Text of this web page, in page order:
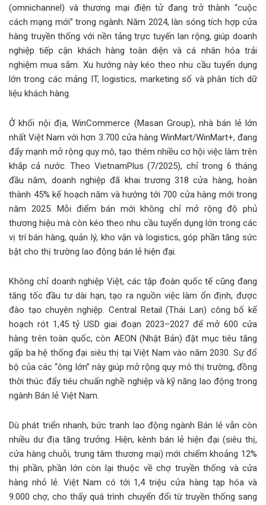
(omnichannel) và thương mại điện tử đang trở thành “cuộc
cách mạng mới” trong ngành. Năm 2024, làn sóng tích hợp cửa
hàng truyền thống với nền tảng trực tuyến lan rộng, giúp doanh
nghiệp tiếp cận khách hàng toàn diện và cá nhân hóa trải
nghiệm mua sắm. Xu hướng này kéo theo nhu cầu tuyển dụng
lớn trong các mảng IT, logistics, marketing số và phân tích dữ
liệu khách hàng.
Ở khối nội địa, WinCommerce (Masan Group), nhà bán lẻ lớn
nhất Việt Nam với hơn 3.700 cửa hàng WinMart/WinMart+, đang
đẩy mạnh mở rộng quy mô, tạo thêm nhiều cơ hội việc làm trên
khắp cả nước. Theo VietnamPlus (7/2025), chỉ trong 6 tháng
đầu năm, doanh nghiệp đã khai trương 318 cửa hàng, hoàn
thành 45% kế hoạch năm và hướng tới 700 cửa hàng mới trong
năm 2025. Mỗi điểm bán mới không chỉ mở rộng độ phủ
thương hiệu mà còn kéo theo nhu cầu tuyển dụng lớn trong các
vị trí bán hàng, quản lý, kho vận và logistics, góp phần tăng sức
bật cho thị trường lao động bán lẻ hiện đại.
Không chỉ doanh nghiệp Việt, các tập đoàn quốc tế cũng đang
tăng tốc đầu tư dài hạn, tạo ra nguồn việc làm ổn định, được
đào tạo chuyên nghiệp. Central Retail (Thái Lan) công bố kế
hoạch rót 1,45 tỷ USD giai đoạn 2023–2027 để mở 600 cửa
hàng trên toàn quốc, còn AEON (Nhật Bản) đặt mục tiêu tăng
gấp ba hệ thống đại siêu thị tại Việt Nam vào năm 2030. Sự đổ
bộ của các “ông lớn” này giúp mở rộng quy mô thị trường, đồng
thời thúc đẩy tiêu chuẩn nghề nghiệp và kỹ năng lao động trong
ngành Bán lẻ Việt Nam.
Dù phát triển nhanh, bức tranh lao động ngành Bán lẻ vẫn còn
nhiều dư địa tăng trưởng. Hiện, kênh bán lẻ hiện đại (siêu thị,
cửa hàng chuỗi, trung tâm thương mại) mới chiếm khoảng 12%
thị phần, phần lớn còn lại thuộc về chợ truyền thống và cửa
hàng nhỏ lẻ. Việt Nam có tới 1,4 triệu cửa hàng tạp hóa và
9.000 chợ, cho thấy quá trình chuyển đổi từ truyền thống sang